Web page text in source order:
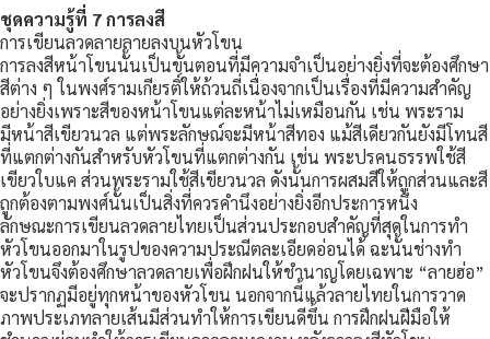
ชุดความรู้ที่ 7 การลงสี
การเขียนลวดลายลายลงบนหัวโขน
การลงสีหน้าโขนนั้นเป็นขั้นตอนที่มีความจำเป็นอย่างยิ่งที่จะต้องศึกษา
สีต่าง ๆ ในพงศ์รามเกียรติ์ให้ถ้วนถี่เนื่องจากเป็นเรื่องที่มีความสำคัญ
อย่างยิ่งเพราะสีของหน้าโขนแต่ละหน้าไม่เหมือนกัน เช่น พระราม
มีหน้าสีเขียวนวล แต่พระลักษณ์จะมีหน้าสีทอง แม้สีเดียวกันยังมีโทนสี
ที่แตกต่างกันสำหรับหัวโขนที่แตกต่างกัน เช่น พระปรคนธรรพใช้สี
เขียวใบแค ส่วนพระรามใช้สีเขียวนวล ดังนั้นการผสมสีให้ถูกส่วนและสี
ถูกต้องตามพงศ์นั้นเป็นสิ่งที่ควรคำนึงอย่างยิ่งอีกประการหนึ่ง
ลักษณะการเขียนลวดลายไทยเป็นส่วนประกอบสำคัญที่สุดในการทำ
หัวโขนออกมาในรูปของความประณีตละเอียดอ่อนได้ ฉะนั้นช่างทำ
หัวโขนจึงต้องศึกษาลวดลายเพื่อฝึกฝนให้ชำนาญโดยเฉพาะ “ลายฮ่อ”
จะปรากฏมีอยู่ทุกหน้าของหัวโขน นอกจากนี้แล้วลายไทยในการวาด
ภาพประเภทลายเส้นมีส่วนทำให้การเขียนดีขึ้น การฝึกฝนฝีมือให้